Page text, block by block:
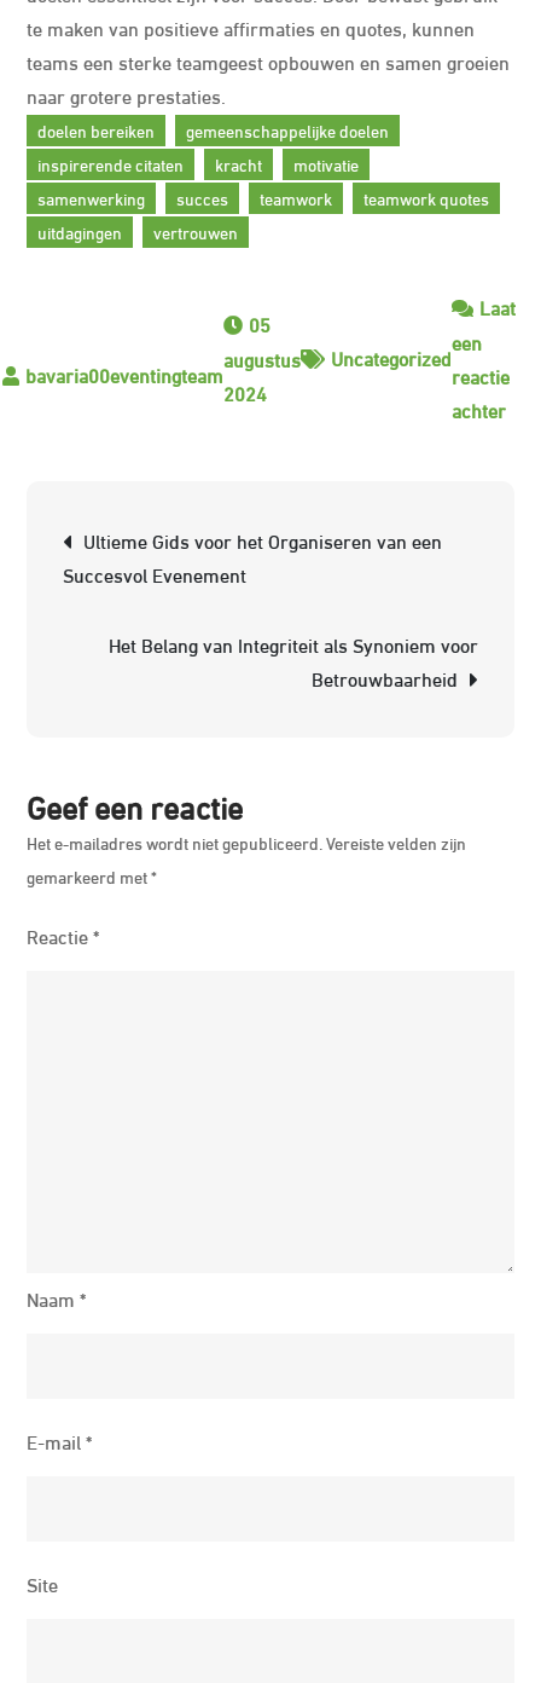
te maken van positieve affirmaties en quotes, kunnen
teams een sterke teamgeest opbouwen en samen groeien
naar grotere prestaties.
doelen bereiken
gemeenschappelijke doelen
inspirerende citaten
kracht
motivatie
samenwerking
succes teamwork
teamwork quotes
uitdagingen
vertrouwen
05
augustus
2024
Uncategorized
Laat
een
reactie
achterop
Ultieme Gids voor het Organiseren van een
Succesvol Evenement
Het Belang van Integriteit als Synoniem voor
Betrouwbaarheid
Geef een reactie
Het e-mailadres wordt niet gepubliceerd. Vereiste velden zijn
gemarkeerd met*
Reactie*
Naam*
E-mail*
Site